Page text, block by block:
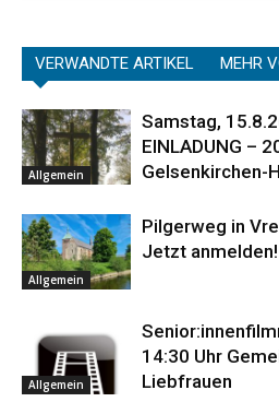
VERWANDTE ARTIKEL MEHR
Allgemein
Samstag,
EINLADUNG –
Gelsenkirchen-
Allgemein
Pilgerweg in
Jetzt anmelden!
Allgemein
14:30 Uhr
Liebfrauen